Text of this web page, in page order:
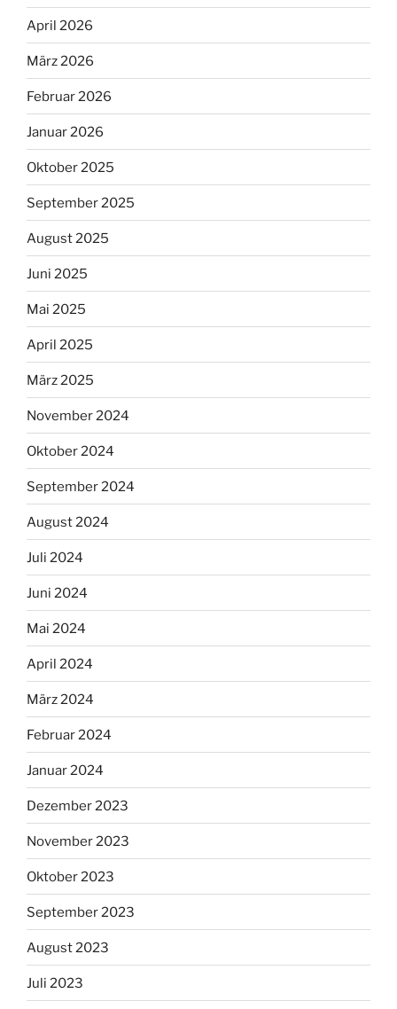
April 2026
März 2026
Februar 2026
Januar 2026
Oktober 2025
September 2025
August 2025
Juni 2025
Mai 2025
April 2025
März 2025
November 2024
Oktober 2024
September 2024
August 2024
Juli 2024
Juni 2024
Mai 2024
April 2024
März 2024
Februar 2024
Januar 2024
Dezember 2023
November 2023
Oktober 2023
September 2023
August 2023
Juli 2023